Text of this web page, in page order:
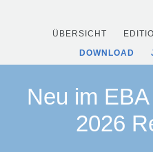
ÜBERSICHT
DOWNLOAD
Neu im
2026